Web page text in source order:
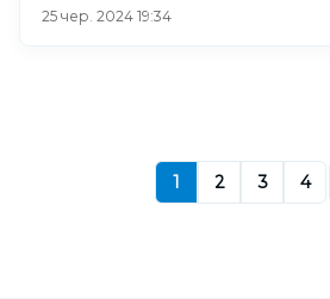
25 чер. 2024 19:34
1 2 3 4